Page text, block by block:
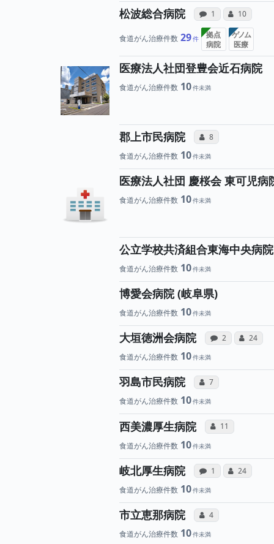
松波総合病院 感想投稿（合算）
1 病院への声
コミュニケ
10 所属
食道がん治療件数 29
拠点
病院
ゲノム
医療
医療法人社団登豊会近石病院
食道がん治療件数 10
郡上市民病院 コミュニケーション
8 所属医師へ
食道がん治療件数 10
医療法人社団 慶桜会 東可児病
食道がん治療件数 10
公立学校共済組合東海中央病院
食道がん治療件数 10
博愛会病院 (岐阜県)
食道がん治療件数 10
大垣徳洲会病院 感想投稿（合算）
2 病院への
コミュ
24
食道がん治療件数 10
羽島市民病院 コミュニケーション
7 所属医師へ
食道がん治療件数 10
西美濃厚生病院 コミュニケーシ
11 所属医
食道がん治療件数 10
岐北厚生病院 感想投稿（合算）
1 病院への声
コミュニケ
24 所属
食道がん治療件数 10
市立恵那病院 コミュニケーション
4 所属医師へ
食道がん治療件数 10